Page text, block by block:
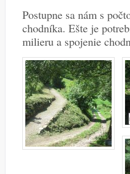
Postupne sa nám s
chodníka. Ešte je
milieru a spojenie